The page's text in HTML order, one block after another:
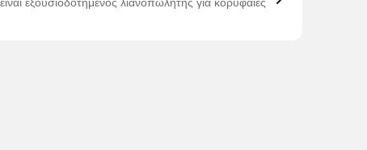
εξουσιοδοτημένος λιανοπωλητής για κορυφαίες